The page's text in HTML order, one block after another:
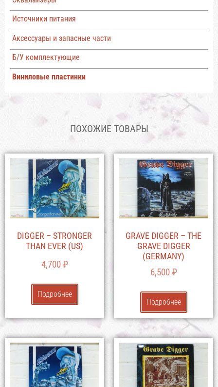
Источники питания
Аксессуары и запасные части
Б/У комплектующие
Виниловые пластинки
ПОХОЖИЕ ТОВАРЫ
DIGGER – STRONGER
THAN EVER (US)
4,700₽
Подробнее
GRAVE DIGGER – THE
GRAVE DIGGER
(GERMANY)
6,500₽
Подробнее